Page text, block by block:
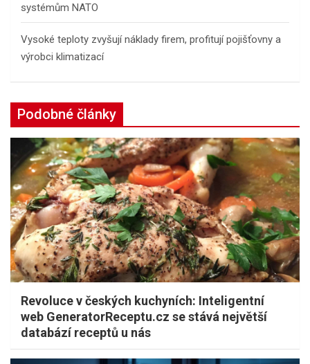
systémům NATO
Vysoké teploty zvyšují náklady firem, profitují pojišťovny a
výrobci klimatizací
Podobné články
Revoluce v českých kuchyních: Inteligentní
web GeneratorReceptu.cz se stává největší
databází receptů u nás